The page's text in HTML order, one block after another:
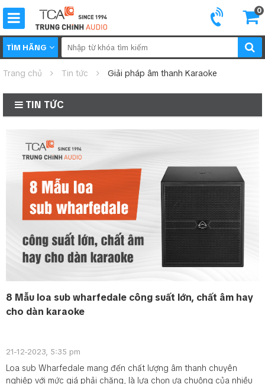
0
TÌM HÃNG
Trang chủ Tin tức Giải pháp âm thanh Karaoke
TIN TỨC
8 Mẫu loa sub wharfedale công suất lớn, chất âm hay
cho dàn karaoke
21-12-2023, 5:35 pm
Loa sub Wharfedale mang đến chất lượng âm thanh chuyên
nghiệp với mức giá phải chăng, là lựa chọn ưa chuộng của nhiều